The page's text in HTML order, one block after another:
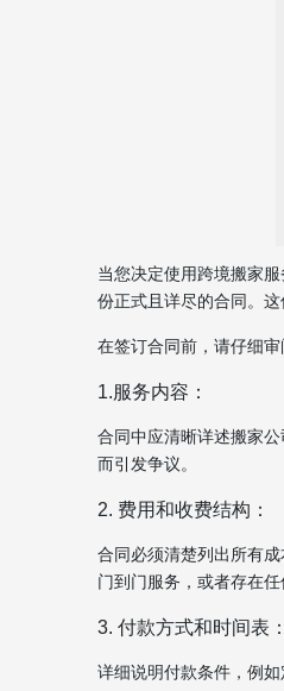
当您决定使用跨境搬家
份正式且详尽的合同。
在签订合同前，请仔细
1.服务内容：
合同中应清晰详述搬家
而引发争议。
2. 费用和收费结构：
合同必须清楚列出所有
门到门服务，或者存在任
3. 付款方式和时间表：
详细说明付款条件，例